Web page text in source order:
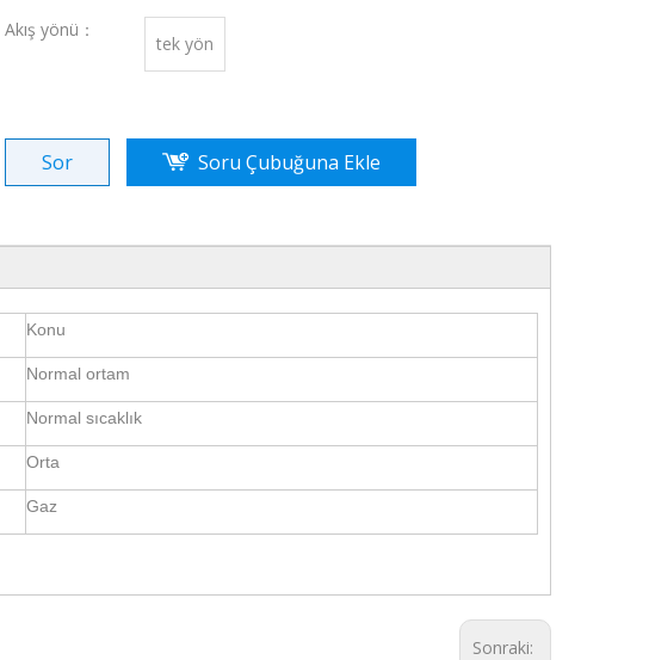
Akış yönü：
tek yön
Sor Soru Çubuğuna Ekle
Konu
Normal ortam
Normal sıcaklık
Orta
Gaz
Sonraki: